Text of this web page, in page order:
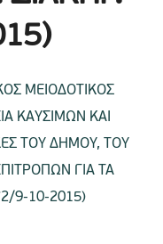
ΜΕΙΟΔΟΤΙΚΟΣ
ΚΑΥΣΙΜΩΝ ΚΑΙ
ΤΟΥ ΔΗΜΟΥ, ΤΟΥ
ΓΙΑ ΤΑ
9-10-2015)